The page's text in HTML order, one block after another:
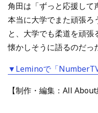
角田は「ずっと応援して
本当に大学でまた頑張ろ
と、大学でも柔道を頑
懐かしそうに語るのだっ
▼Leminoで「
【制作・編集：All About